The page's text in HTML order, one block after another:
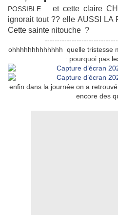
POSSIBLE et cette claire
ignorait tout ?? elle AUSSI
Cette sainte nitouche ?
ohhhhhhhhhhhhh quelle tristesse
: pourquoi pas
enfin dans la journée on a
encore des